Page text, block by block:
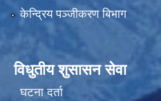
केन्द्रिय पञ्जीकरण बिभाग
विधुतीय शुसासन सेवा
घटना दर्ता